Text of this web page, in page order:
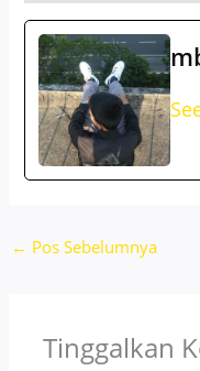
← Pos Sebelumnya
Tinggalkan